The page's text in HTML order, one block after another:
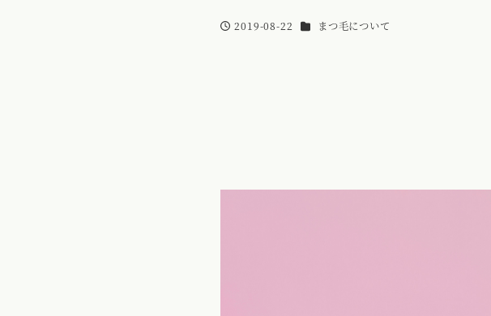
投稿日
2019-08-22 カテゴリー
まつ毛について